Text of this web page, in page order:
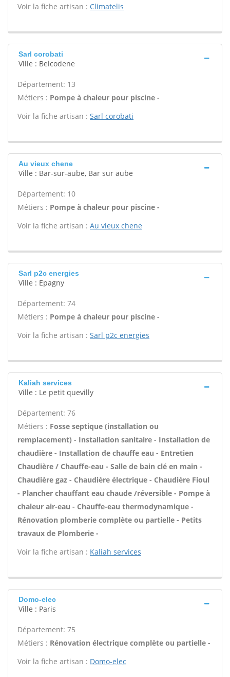
Voir la fiche artisan : Climatelis
Sarl corobati
Ville : Belcodene
Département: 13
Métiers : Pompe à chaleur pour piscine -
Voir la fiche artisan : Sarl corobati
Au vieux chene
Ville : Bar-sur-aube, Bar sur aube
Département: 10
Métiers : Pompe à chaleur pour piscine -
Voir la fiche artisan : Au vieux chene
Sarl p2c energies
Ville : Epagny
Département: 74
Métiers : Pompe à chaleur pour piscine -
Voir la fiche artisan : Sarl p2c energies
Kaliah services
Ville : Le petit quevilly
Département: 76
Métiers : Fosse septique (installation ou
remplacement) - Installation sanitaire - Installation de
chaudière - Installation de chauffe eau - Entretien
Chaudière / Chauffe-eau - Salle de bain clé en main -
Chaudière gaz - Chaudière électrique - Chaudière Fioul
- Plancher chauffant eau chaude /réversible - Pompe à
chaleur air-eau - Chauffe-eau thermodynamique -
Rénovation plomberie complète ou partielle - Petits
travaux de Plomberie -
Voir la fiche artisan : Kaliah services
Domo-elec
Ville : Paris
Département: 75
Métiers : Rénovation électrique complète ou partielle -
Voir la fiche artisan : Domo-elec